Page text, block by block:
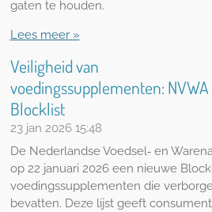
gaten te houden.
Lees meer »
Veiligheid van
voedingssupplementen: NVWA
Blocklist
23 jan 2026 15:48
De Nederlandse Voedsel‑ en
op 22 januari 2026 een nieuwe
voedingssupplementen die
bevatten. Deze lijst geeft